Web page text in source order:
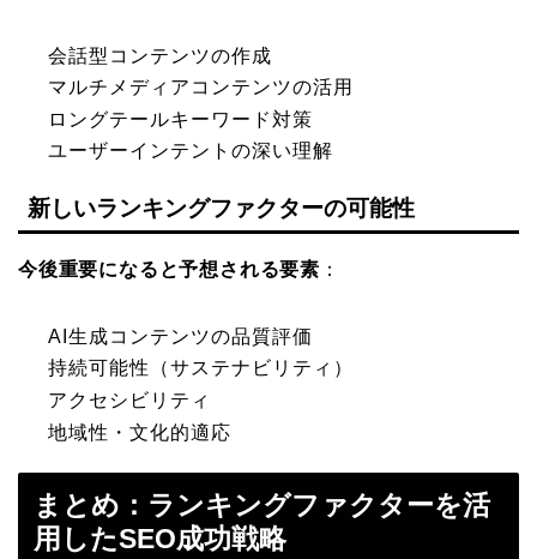
会話型コンテンツの作成
マルチメディアコンテンツの活用
ロングテールキーワード対策
ユーザーインテントの深い理解
新しいランキングファクターの可能性
今後重要になると予想される要素 ：
AI生成コンテンツの品質評価
持続可能性（サステナビリティ）
アクセシビリティ
地域性・文化的適応
まとめ：ランキングファクターを活
用したSEO成功戦略